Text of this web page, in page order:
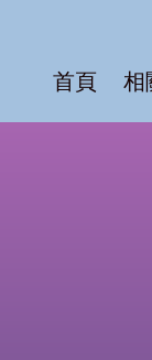
首頁 相